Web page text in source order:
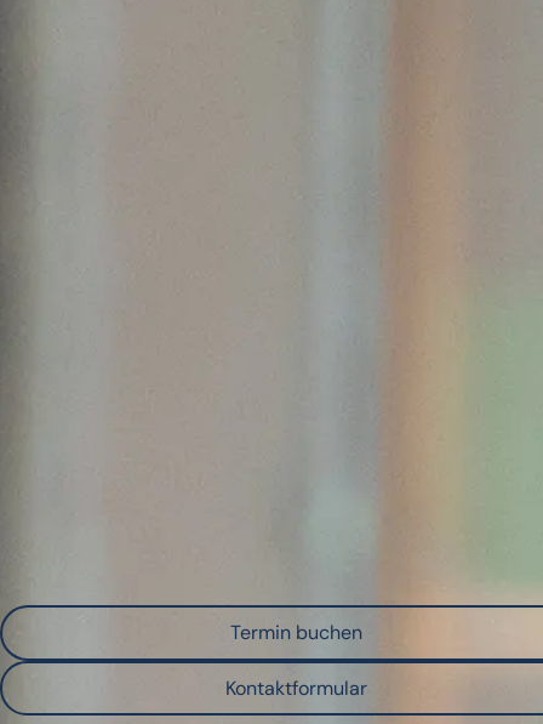
Termin buchen
Kontaktformular